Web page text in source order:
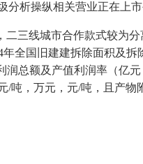
析操纵相关营业正在上市
线城市合作款式较为
全国旧建建拆除面积及
润总额及产值利润率（
，万元，元/吨，且产物